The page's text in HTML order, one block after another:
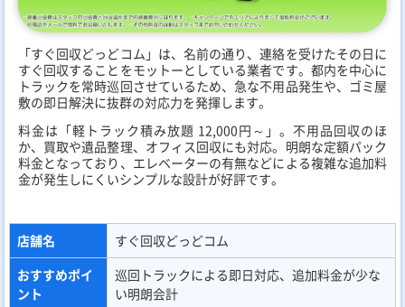
「すぐ回収どっどコム」は、名前の通り、連絡を受けたその日に
すぐ回収することをモットーとしている業者です。都内を中心に
トラックを常時巡回させているため、急な不用品発生や、ゴミ屋
敷の即日解決に抜群の対応力を発揮します。
料金は「軽トラック積み放題 12,000円～」。不用品回収のほ
か、買取や遺品整理、オフィス回収にも対応。明朗な定額パック
料金となっており、エレベーターの有無などによる複雑な追加料
金が発生しにくいシンプルな設計が好評です。
店舗名
すぐ回収どっどコム
おすすめポイ
ント
巡回トラックによる即日対応、追加料金が少な
い明朗会計